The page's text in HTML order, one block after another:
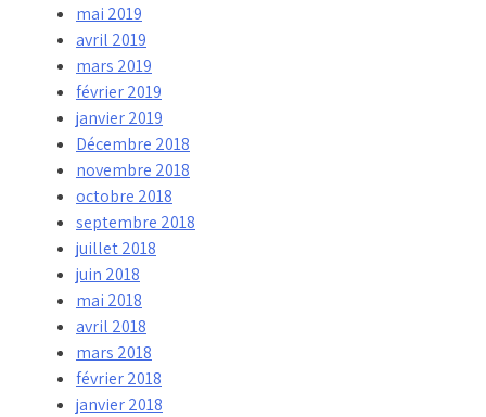
mai 2019
avril 2019
mars 2019
février 2019
janvier 2019
Décembre 2018
novembre 2018
octobre 2018
septembre 2018
juillet 2018
juin 2018
mai 2018
avril 2018
mars 2018
février 2018
janvier 2018